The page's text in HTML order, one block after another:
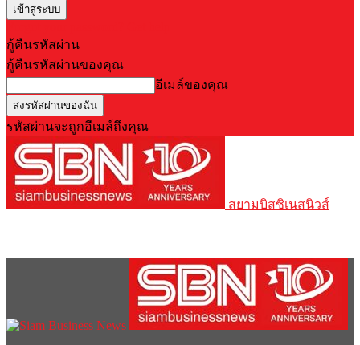
กู้คืนรหัสผ่าน
กู้คืนรหัสผ่านของคุณ
อีเมล์ของคุณ
รหัสผ่านจะถูกอีเมล์ถึงคุณ
สยามบิสซิเนสนิวส์